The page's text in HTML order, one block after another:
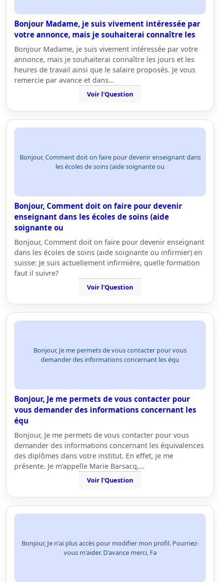
Bonjour Madame, je suis vivement intéressée par
votre annonce, mais je souhaiterai connaître les
Bonjour Madame, je suis vivement intéressée par votre
annonce, mais je souhaiterai connaître les jours et les
heures de travail ainsi que le salaire proposés. Je vous
remercie par avance et dans…
Voir l'Question
Bonjour, Comment doit on faire pour devenir enseignant dans
les écoles de soins (aide soignante ou
Bonjour, Comment doit on faire pour devenir
enseignant dans les écoles de soins (aide
soignante ou
Bonjour, Comment doit on faire pour devenir enseignant
dans les écoles de soins (aide soignante ou infirmier) en
suisse: Je suis actuellement infirmière, quelle formation
faut il suivre?
Voir l'Question
Bonjour, Je me permets de vous contacter pour vous
demander des informations concernant les équ
Bonjour, Je me permets de vous contacter pour
vous demander des informations concernant les
équ
Bonjour, Je me permets de vous contacter pour vous
demander des informations concernant les équivalences
des diplômes dans votre institut. En effet, je me
présente. Je m'appelle Marie Barsacq,…
Voir l'Question
Bonjour, Je n'ai plus accès pour modifier mon profil. Pourriez-
vous m'aider. D'avance merci, Fa